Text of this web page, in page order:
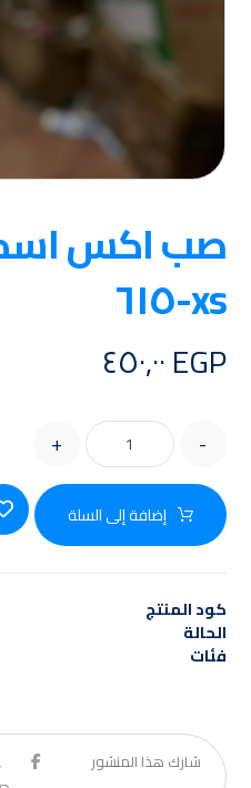
xs-٦١٥
EGP
-
+
إضافة إلى السلة
كود المنتج
الحالة
فئات